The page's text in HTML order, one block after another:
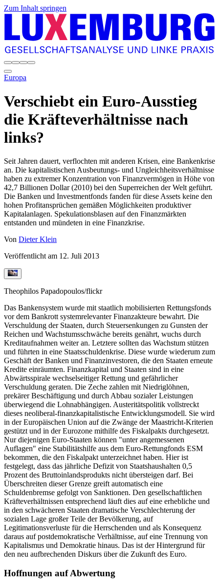
Zum Inhalt springen
Europa
Verschiebt ein Euro-Ausstieg
die Kräfteverhältnisse nach
links?
Seit Jahren dauert, verflochten mit anderen Krisen, eine Bankenkrise
an. Die kapitalistischen Ausbeutungs- und Ungleichheitsverhältnisse
haben zu extremer Konzentration von Finanzvermögen in Höhe von
42,7 Billionen Dollar (2010) bei den Superreichen der Welt geführt.
Die Banken und Investmentfonds fanden für diese Assets keine den
hohen Profitansprüchen gemäßen Möglichkeiten produktiver
Kapitalanlagen. Spekulationsblasen auf den Finanzmärkten
entstanden und mündeten in eine Finanzkrise.
Von Dieter Klein
Veröffentlicht am 12. Juli 2013
Theophilos Papadopoulos/flickr
Das Bankensystem wurde mit staatlich mobilisierten Rettungsfonds
vor dem Bankrott systemrelevanter Finanzakteure bewahrt. Die
Verschuldung der Staaten, durch Steuersenkungen zu Gunsten der
Reichen und Wachstumsschwäche bereits genährt, wuchs durch
Kreditaufnahmen weiter an. Letztere sollten das Wachstum stützen
und führten in eine Staatsschuldenkrise. Diese wurde wiederum zum
Geschäft der Banken und Finanzinvestoren, die den Staaten erneute
Kredite einräumten. Finanzkapital und Staaten sind in eine
Abwärtsspirale wechselseitiger Rettung und gefährlicher
Verschuldung geraten. Die Zeche zahlen mit Niedriglöhnen,
prekärer Beschäftigung und durch Abbau sozialer Leistungen
überwiegend die Lohnabhängigen. Austeritätspolitik vollstreckt
dieses neoliberal-finanzkapitalistische Entwicklungsmodell. Sie wird
in der Europäischen Union auf die Zwänge der Maastricht-Kriterien
gestützt und in der Eurozone mithilfe des Fiskalpakts durchgesetzt.
Nur diejenigen Euro-Staaten können "unter angemessenen
Auflagen" eine Stabilitätshilfe aus dem Euro-Rettungfonds ESM
bekommen, die den Fiskalpakt unterzeichnet haben. Hier ist
festgelegt, dass das jährliche Defizit von Staatshaushalten 0,5
Prozent des Bruttoinlandsprodukts nicht übersteigen darf. Bei
Überschreiten dieser Grenze greift automatisch eine
Schuldenbremse gefolgt von Sanktionen. Den gesellschaftlichen
Kräfteverhältnissen entsprechend läuft dies auf eine erhebliche und
in den schwächeren Staaten dramatische Verschlechterung der
sozialen Lage großer Teile der Bevölkerung, auf
Legitimationsverluste für die Herrschenden und als Konsequenz
daraus auf postdemokratische Verhältnisse, auf eine Trennung von
Kapitalismus und Demokratie hinaus. Das ist der Hintergrund für
den neu aufbrechenden Diskurs über die Zukunft des Euro.
Hoffnungen auf Abwertung